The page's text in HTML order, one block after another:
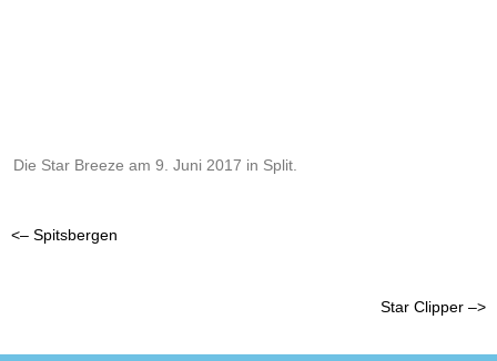
Die Star Breeze am 9. Juni 2017 in Split.
<– Spitsbergen
Star Clipper –>